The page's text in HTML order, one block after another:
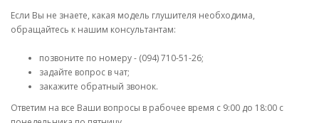
Если Вы не знаете, какая модель глушителя необходима,
обращайтесь к нашим консультантам:
позвоните по номеру - (094) 710-51-26;
задайте вопрос в чат;
закажите обратный звонок.
Ответим на все Ваши вопросы в рабочее время с 9:00 до 18:00 с